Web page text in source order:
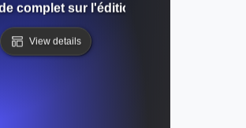
complet sur l'édition automatisée et
View details